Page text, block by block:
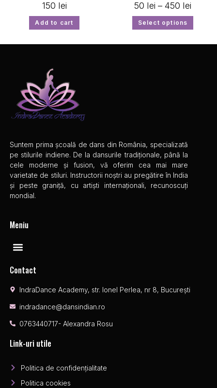
150 lei
Add to cart
50 lei – 450 lei
Select options
Suntem prima școală de dans din România, specializată
pe stilurile indiene. De la dansurile tradiționale, până la
cele moderne și fusion, vă oferim cea mai mare
varietate de stiluri. Instructorii noștri au pregătire în India
și peste graniță, cu artiști internaționali, recunoscuți
mondial.
Meniu
Contact
IndraDance Academy, str. Ionel Perlea, nr 8, București
indradance@dansindian.ro
0763440717- Alexandra Rosu
Link-uri utile
Politica de confidențialitate
Politica cookies